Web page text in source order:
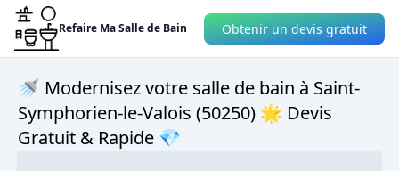
Refaire Ma Salle de Bain Obtenir un devis gratuit
🚿 Modernisez votre salle de bain à Saint-
Symphorien-le-Valois (50250) 🌟 Devis
Gratuit & Rapide 💎